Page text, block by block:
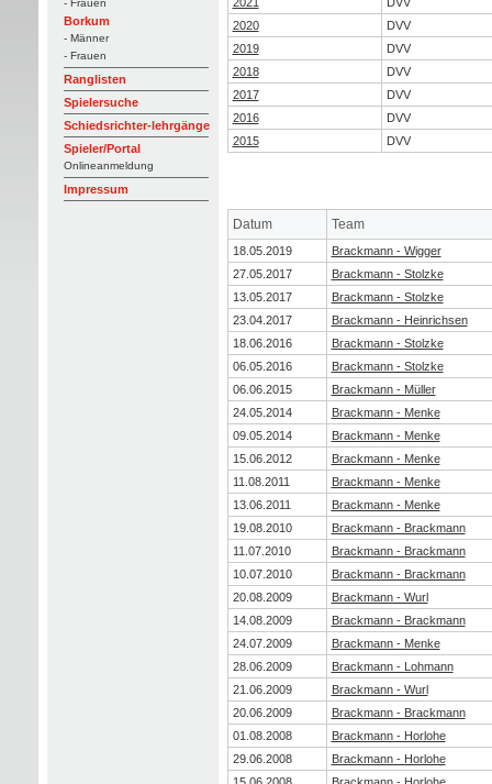
- Frauen
Borkum
- Männer
- Frauen
Ranglisten
Spielersuche
Schiedsrichter-lehrgänge
Spieler/Portal
Onlineanmeldung
Impressum
2020
DVV
2019
DVV
2018
DVV
2017
DVV
2016
DVV
2015
DVV
Datum Team
18.05.2019
Brackmann - Wigger
27.05.2017
Brackmann - Stolzke
13.05.2017
Brackmann - Stolzke
23.04.2017
Brackmann - Heinrichsen
18.06.2016
Brackmann - Stolzke
06.05.2016
Brackmann - Stolzke
06.06.2015
Brackmann - Müller
24.05.2014
Brackmann - Menke
09.05.2014
Brackmann - Menke
15.06.2012
Brackmann - Menke
11.08.2011
Brackmann - Menke
13.06.2011
Brackmann - Menke
19.08.2010
Brackmann - Brackmann
11.07.2010
Brackmann - Brackmann
10.07.2010
Brackmann - Brackmann
20.08.2009
Brackmann - Wurl
14.08.2009
Brackmann - Brackmann
24.07.2009
Brackmann - Menke
28.06.2009
Brackmann - Lohmann
21.06.2009
Brackmann - Wurl
20.06.2009
Brackmann - Brackmann
01.08.2008
Brackmann - Horlohe
29.06.2008
Brackmann - Horlohe